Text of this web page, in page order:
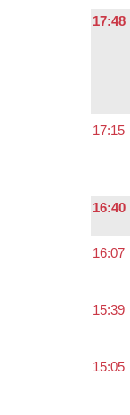
17:48
17:15
16:40
16:07
15:39
15:05